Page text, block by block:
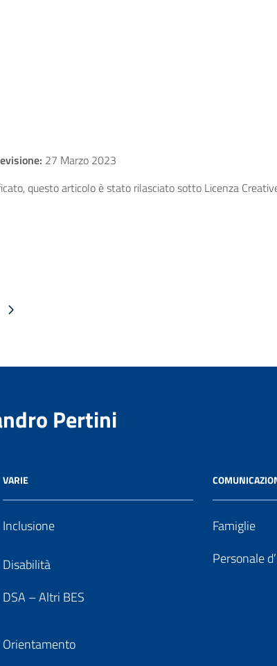
27 Marzo 2023
questo articolo è stato rilasciato sotto Licenza
successiva
Pertini
VARIE
Inclusione
Disabilità
DSA – Altri BES
Orientamento
Famiglie
Personale